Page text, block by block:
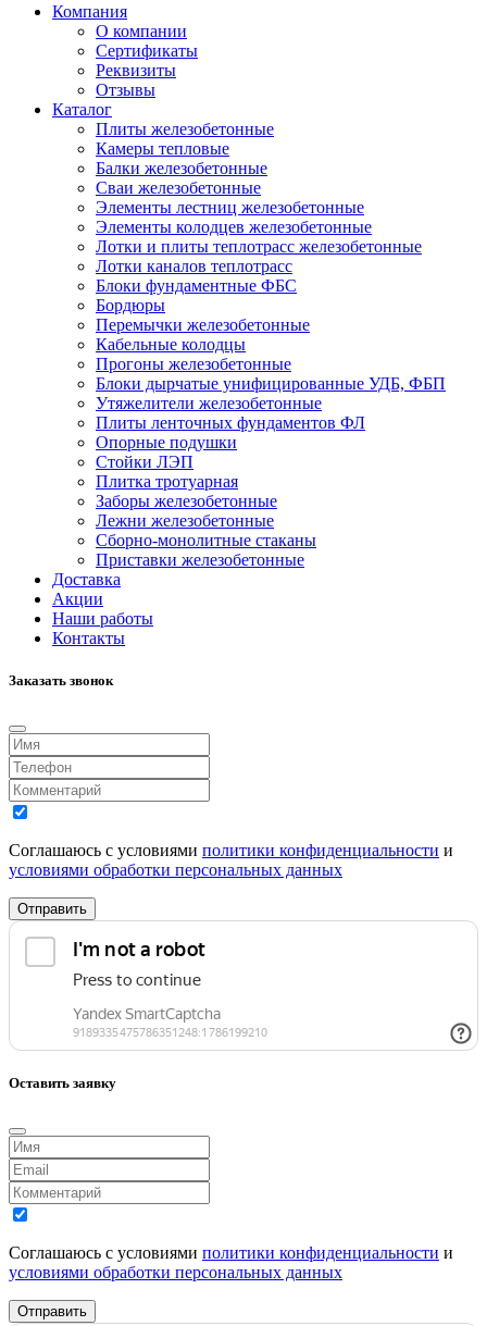
Компания
О компании
Сертификаты
Реквизиты
Отзывы
Каталог
Плиты железобетонные
Камеры тепловые
Балки железобетонные
Сваи железобетонные
Элементы лестниц железобетонные
Элементы колодцев железобетонные
Лотки и плиты теплотрасс железобетонные
Лотки каналов теплотрасс
Блоки фундаментные ФБС
Бордюры
Перемычки железобетонные
Кабельные колодцы
Прогоны железобетонные
Блоки дырчатые унифицированные УДБ, ФБП
Утяжелители железобетонные
Плиты ленточных фундаментов ФЛ
Опорные подушки
Стойки ЛЭП
Плитка тротуарная
Заборы железобетонные
Лежни железобетонные
Сборно-монолитные стаканы
Приставки железобетонные
Доставка
Акции
Наши работы
Контакты
Заказать звонок
Соглашаюсь с условиями политики конфиденциальности и
условиями обработки персональных данных
Отправить
Оставить заявку
Соглашаюсь с условиями политики конфиденциальности и
условиями обработки персональных данных
Отправить